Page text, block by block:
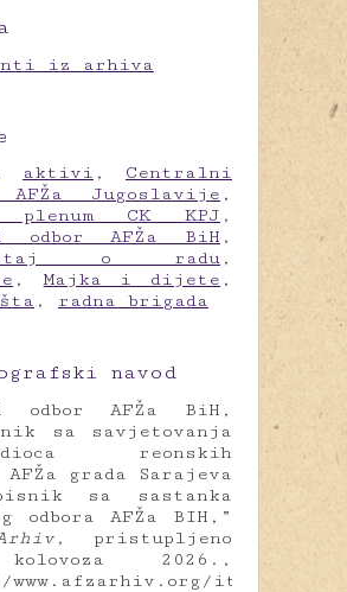
iz arhiva
aktivi , Centralni
AFŽa Jugoslavije ,
plenum CK KPJ ,
odbor AFŽa BiH ,
o radu ,
,Majka i dijete ,
, radna brigada
navod
odbor AFŽa BiH,
sa savjetovanja
reonskih
AFŽa grada Sarajeva
sa sastanka
odbora AFŽa BIH,”
, pristupljeno
2026.,
items/show/